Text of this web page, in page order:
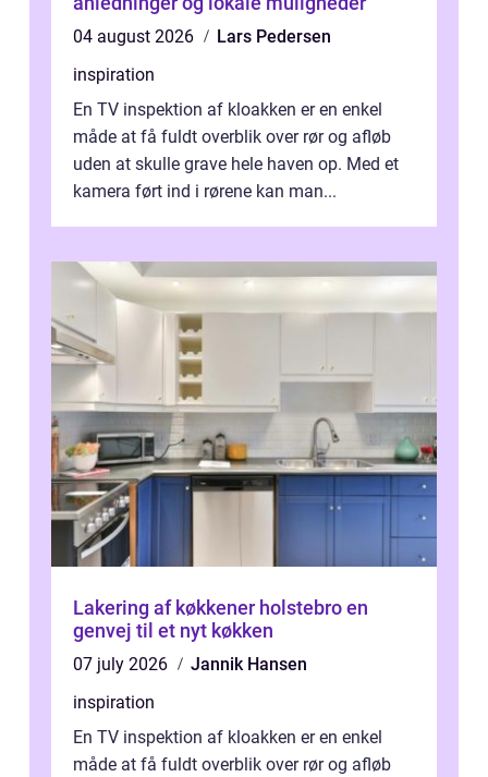
04 august 2026
Lars Pedersen
inspiration
En TV inspektion af kloakken er en enkel
måde at få fuldt overblik over rør og afløb
uden at skulle grave hele haven op. Med et
kamera ført ind i rørene kan man...
Lakering af køkkener holstebro en
genvej til et nyt køkken
07 july 2026
Jannik Hansen
inspiration
En TV inspektion af kloakken er en enkel
måde at få fuldt overblik over rør og afløb